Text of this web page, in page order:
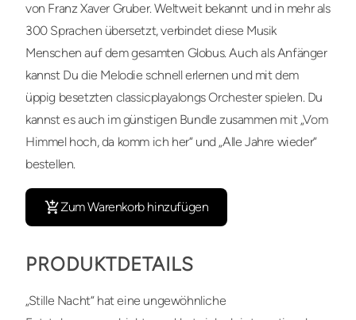
von Franz Xaver Gruber. Weltweit bekannt und in mehr als
300 Sprachen übersetzt, verbindet diese Musik
Menschen auf dem gesamten Globus. Auch als Anfänger
kannst Du die Melodie schnell erlernen und mit dem
üppig besetzten classicplayalongs Orchester spielen. Du
kannst es auch im günstigen Bundle zusammen mit „Vom
Himmel hoch, da komm ich her“ und „Alle Jahre wieder“
bestellen.
Zum Warenkorb hinzufügen
PRODUKTDETAILS
„Stille Nacht“ hat eine ungewöhnliche